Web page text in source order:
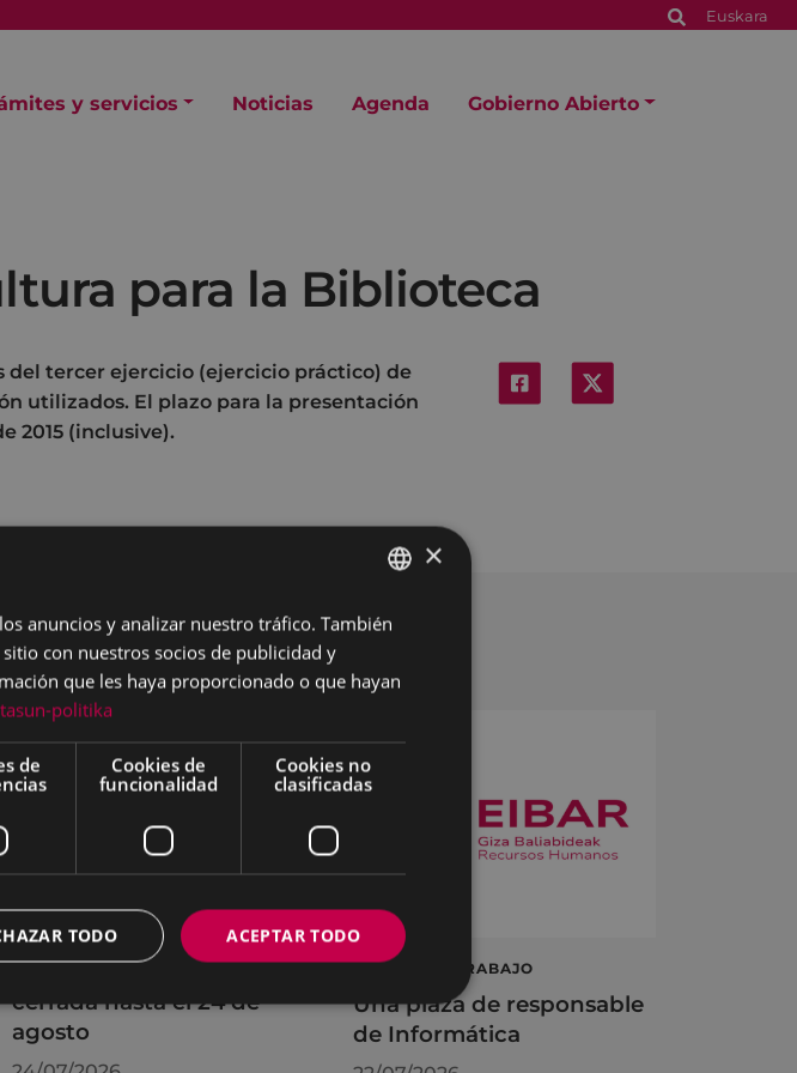
Euskara
y servicios Noticias Agenda Gobierno Abierto
para la Biblioteca
del tercer ejercicio (ejercicio práctico) de
utilizados. El plazo para la presentación
2015 (inclusive).
La OMIC permanecerá
cerrada hasta el 24 de
agosto
OFERTA DE TRABAJO
Una plaza de responsable
de Informática
BASQUE
×
anuncios y analizar nuestro tráfico. También
con nuestros socios de publicidad y
que les haya proporcionado o que hayan
politika
de
Cookies de
funcionalidad
Cookies no
clasificadas
ACEPTAR TODO
TODO